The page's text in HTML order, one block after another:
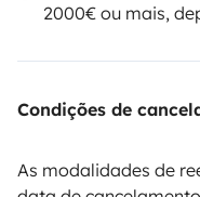
2000€ ou mais,
Condições de
As modalidades de